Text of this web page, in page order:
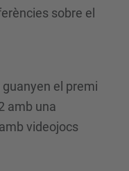
sobre el
el premi
amb una
videojocs